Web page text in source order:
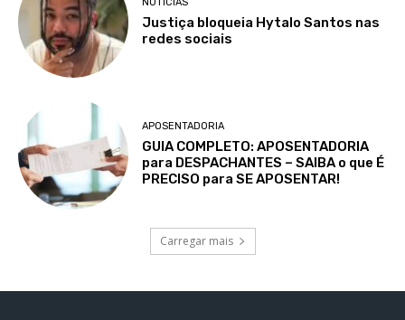
Justiça bloqueia Hytalo Santos nas
redes sociais
APOSENTADORIA
GUIA COMPLETO: APOSENTADORIA
para DESPACHANTES – SAIBA o que É
PRECISO para SE APOSENTAR!
Carregar mais